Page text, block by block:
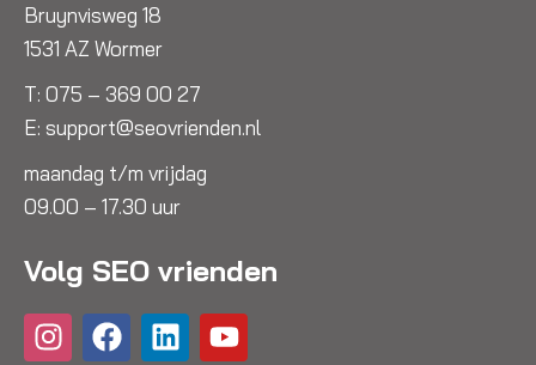
Bruynvisweg 18
1531 AZ Wormer
T: 075 – 369 00 27
E: support@seovrienden.nl
maandag t/m vrijdag
09.00 – 17.30 uur
Volg SEO vrienden
I
n
F
a
L
i
Y
o